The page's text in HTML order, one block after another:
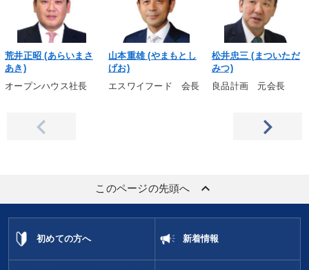
荒井正昭 (あらいまさ
あき)
オープンハウス社長
山本重雄 (やまもとし
げお)
エスワイフード 会長
松井忠三 (まついただ
みつ)
良品計画 元会長
このページの先頭へ keyboard_arrow_up
初めての方へ 新着情報